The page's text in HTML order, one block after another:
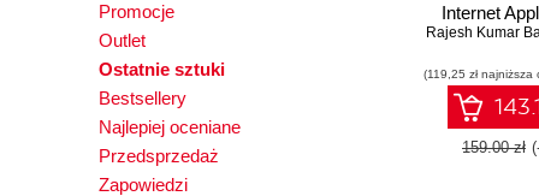
Promocje
Outlet
Ostatnie sztuki
Bestsellery
Najlepiej oceniane
Przedsprzedaż
Zapowiedzi
Internet
(RIA) with
Rajesh Kumar
(119,25 zł
159.00 zł